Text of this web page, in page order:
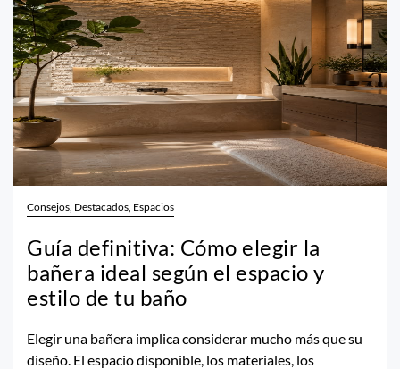
Consejos, Destacados, Espacios
Guía definitiva: Cómo elegir la
bañera ideal según el espacio y
estilo de tu baño
Elegir una bañera implica considerar mucho más que su
diseño. El espacio disponible, los materiales, los